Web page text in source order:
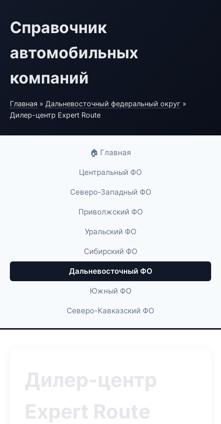
Справочник
автомобильных
компаний
Главная » Дальневосточный федеральный округ »
Дилер-центр Expert Route
🏠 Главная
Центральный ФО
Северо-Западный ФО
Приволжский ФО
Уральский ФО
Сибирский ФО
Дальневосточный ФО
Южный ФО
Северо-Кавказский ФО
Дилер-центр
Expert Route